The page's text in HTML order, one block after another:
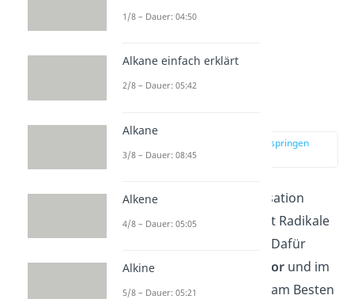
zur Stelle im Video springen
(00:49)
Die radikalische Polymerisation
beginnt damit, dass zuerst Radikale
gebildet werden müssen. Dafür
benötigst du einen
Initiator und im
Falle von Styrol wählst du am Besten
1/8 – Dauer: 04:50
Alkane einfach erklärt
2/8 – Dauer: 05:42
Alkane
3/8 – Dauer: 08:45
Alkene
4/8 – Dauer: 05:05
Alkine
5/8 – Dauer: 05:21